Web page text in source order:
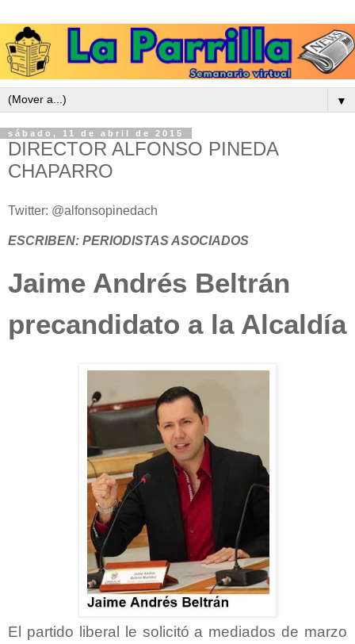
▼
sábado, 11 de abril de 2015
DIRECTOR ALFONSO PINEDA
CHAPARRO
Twitter: @alfonsopinedach
ESCRIBEN: PERIODISTAS ASOCIADOS
Jaime Andrés Beltrán
precandidato a la Alcaldía
El partido liberal le solicitó a mediados de marzo